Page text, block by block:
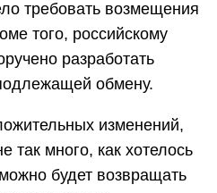
требовать возмещения
того, российскому
разработать
обмену.
изменений,
так много, как хотелось
будет возвращать